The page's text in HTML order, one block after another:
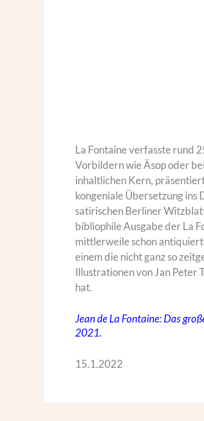
La Fontaine verfasste rund
Vorbildern wie Äsop oder
inhaltlichen Kern,
kongeniale Übersetzung
satirischen Berliner
bibliophile Ausgabe der La
mittlerweile schon
einem die nicht ganz so
Illustrationen von Jan Peter
hat.
Jean de La Fontaine: Das
2021.
15.1.2022